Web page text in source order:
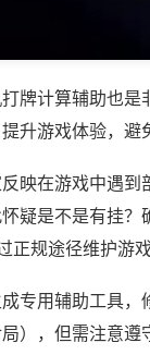
牌计算辅助也
升游戏体验，避
映在游戏中遇
疑是不是有挂
规途径维护游戏
专用辅助工具
），但需注意遵